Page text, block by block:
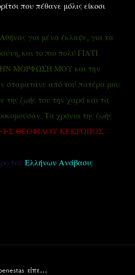
που πέθανε μόλις είκοσι
για μένα έκλαψε, για τα
και το πιο πολύ ΓΙΑΤΙ
ΜΟΡΦΩΣΗ ΜΟΥ και την
σταματάνε από τού πατέρα μου
της ζωής του την χαρά και τα
Τα χρόνια της ζωής
ΘΕΟΦΙΛΟΥ ΚΕΚΡΟΠΟΣ
του Ελλήνων Ανάβασις
είπε…